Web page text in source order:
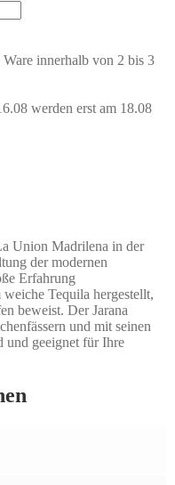
innerhalb von 2 bis 3
werden erst am 18.08
Union Madrilena in der
der modernen
Erfahrung
Tequila hergestellt,
beweist. Der Jarana
und mit seinen
und geeignet für Ihre